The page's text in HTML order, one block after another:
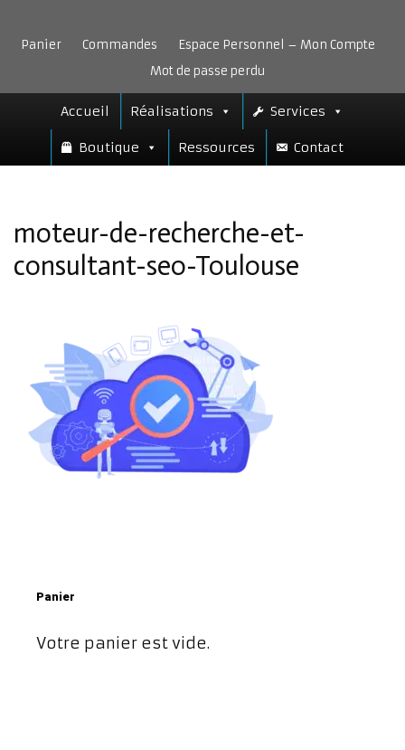
contenu
Panier Commandes
Espace Personnel – Mon Compte
Mot de passe perdu
Accueil Réalisations Services
Boutique Ressources Contact
moteur-de-recherche-et-
consultant-seo-Toulouse
Panier
Votre panier est vide.